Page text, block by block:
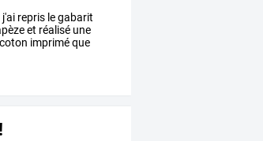
j'ai repris legabarit
et réalisé une
coton impriméque